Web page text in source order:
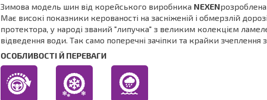
Зимова модель шин від корейського виробника NEXEN
Має високі показники керованості на засніженій і обмерзлій
протектора, у народі званий "липучка" з великим колекцієм
відведення води. Так само поперечні зачіпки та крайки зчеплення
ОСОБЛИВОСТІ Й ПЕРЕВАГИ